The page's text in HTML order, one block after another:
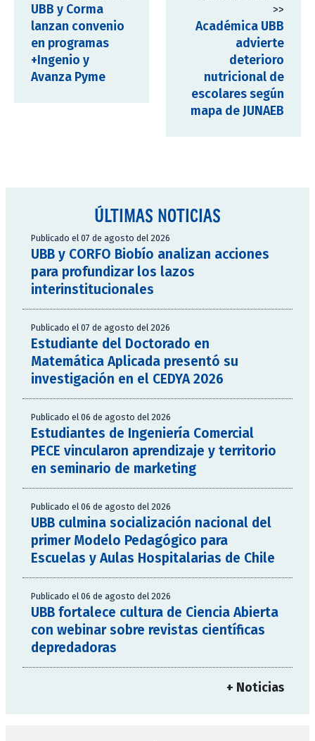
UBB y Corma
lanzan convenio
en programas
+Ingenio y
Avanza Pyme
>>
Académica UBB
advierte
deterioro
nutricional de
escolares según
mapa de JUNAEB
ÚLTIMAS NOTICIAS
Publicado el 07 de agosto del 2026
UBB y CORFO Biobío analizan acciones
para profundizar los lazos
interinstitucionales
Publicado el 07 de agosto del 2026
Estudiante del Doctorado en
Matemática Aplicada presentó su
investigación en el CEDYA 2026
Publicado el 06 de agosto del 2026
Estudiantes de Ingeniería Comercial
PECE vincularon aprendizaje y territorio
en seminario de marketing
Publicado el 06 de agosto del 2026
UBB culmina socialización nacional del
primer Modelo Pedagógico para
Escuelas y Aulas Hospitalarias de Chile
Publicado el 06 de agosto del 2026
UBB fortalece cultura de Ciencia Abierta
con webinar sobre revistas científicas
depredadoras
+ Noticias